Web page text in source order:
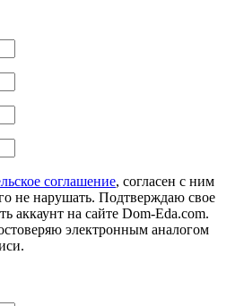
соглашение, согласен с ним
не нарушать. Подтверждаю свое
аккаунт на сайте Dom-Eda.com.
электронным аналогом